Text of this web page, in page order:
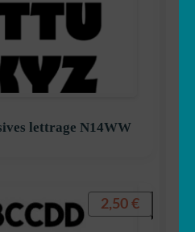
lettrage N14WW
2,50 €